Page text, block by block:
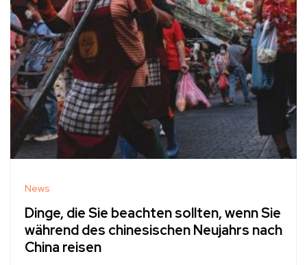
News
Dinge, die Sie beachten sollten, wenn Sie
während des chinesischen Neujahrs nach
China reisen